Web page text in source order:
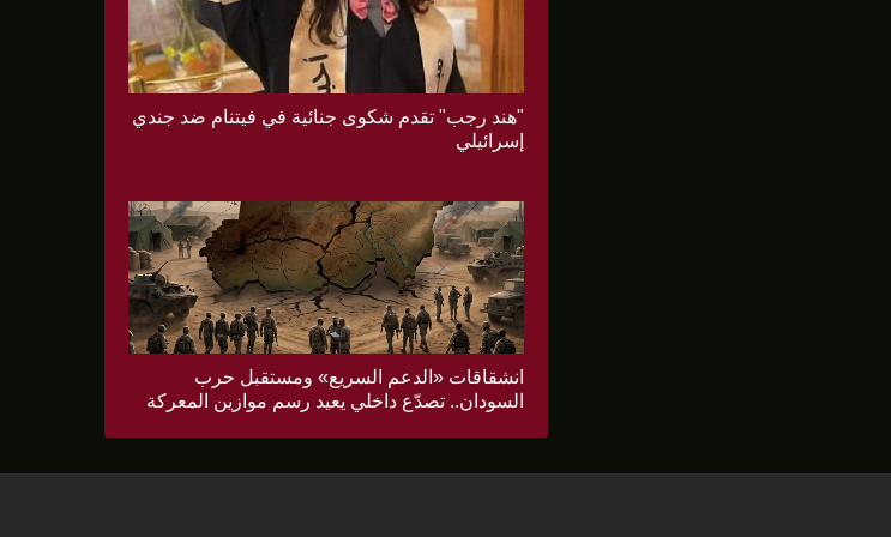
"هند رجب" تقدم شكوى جنائية في فيتنام ضد جندي
إسرائيلي
انشقاقات «الدعم السريع» ومستقبل حرب
السودان.. تصدّع داخلي يعيد رسم موازين المعركة